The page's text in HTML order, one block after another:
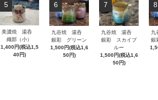
5
美濃焼 湯呑
織部（小）
1,400円(税込1,5
40円)
6
九谷焼 湯呑
銀彩 グリーン
1,500円(税込1,6
50円)
7
九谷焼 湯呑
銀彩 スカイブ
ルー
1,500円(税込1,6
50円)
8
銀